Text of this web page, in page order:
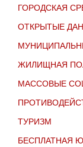
ГОРОДСКАЯ
ОТКРЫТЫЕ
ЖИЛИЩНАЯ
МАССОВЫЕ
ТУРИЗМ
БЕСПЛАТНАЯ